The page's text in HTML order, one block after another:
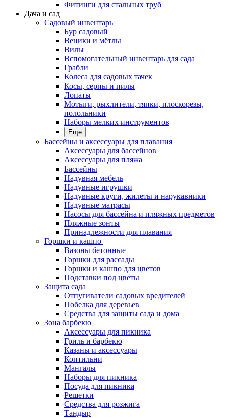
Фитинги для стальных труб
Дача и сад
Садовый инвентарь
Бур садовый
Веники и мётлы
Вилы
Вспомогательный инвентарь для сада
Грабли
Колеса для садовых тачек
Косы, серпы и пилы
Лопаты
Мотыги, рыхлители, тяпки, плоскорезы,
полольники
Наборы мелких инструментов
Еще
Бассейны и аксессуары для плавания
Аксессуары для бассейнов
Аксессуары для пляжа
Бассейны
Надувная мебель
Надувные игрушки
Надувные круги, жилеты и нарукавники
Надувные матрасы
Насосы для бассейна и пляжных предметов
Пляжные зонты
Принадлежности для плавания
Горшки и кашпо
Вазоны бетонные
Горшки для рассады
Горшки и кашпо для цветов
Подставки под цветы
Защита сада
Отпугиватели садовых вредителей
Побелка для деревьев
Средства для защиты сада и дома
Зона барбекю
Аксессуары для пикника
Гриль и барбекю
Казаны и аксессуары
Коптильни
Мангалы
Наборы для пикника
Посуда для пикника
Решетки
Средства для розжига
Тандыр